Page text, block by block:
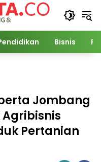
Bisnis
Jombang
Agribisnis
Pertanian